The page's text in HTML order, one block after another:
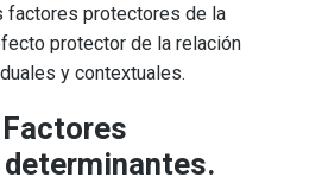
factores protectores de la
protector de la relación
y contextuales.